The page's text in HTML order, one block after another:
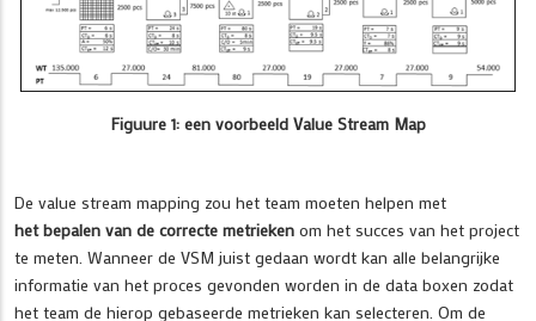
Figuure 1: een voorbeeld Value Stream Map
De value stream mapping zou het team moeten helpen met
het bepalen van de correcte metrieken om het succes van het project
te meten. Wanneer de VSM juist gedaan wordt kan alle belangrijke
informatie van het proces gevonden worden in de data boxen zodat
het team de hierop gebaseerde metrieken kan selecteren. Om de